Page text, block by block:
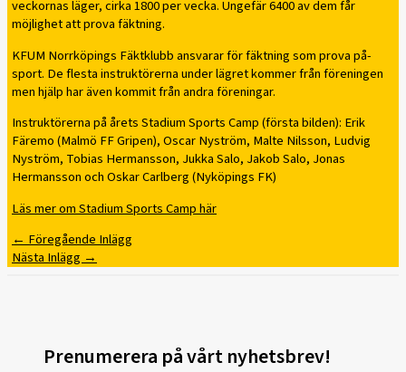
veckornas läger, cirka 1800 per vecka. Ungefär 6400 av dem får
möjlighet att prova fäktning.
KFUM Norrköpings Fäktklubb ansvarar för fäktning som prova på-
sport. De flesta instruktörerna under lägret kommer från föreningen
men hjälp har även kommit från andra föreningar.
Instruktörerna på årets Stadium Sports Camp (första bilden): Erik
Färemo (Malmö FF Gripen), Oscar Nyström, Malte Nilsson, Ludvig
Nyström, Tobias Hermansson, Jukka Salo, Jakob Salo, Jonas
Hermansson och Oskar Carlberg (Nyköpings FK)
Läs mer om Stadium Sports Camp här
←Föregående Inlägg
Nästa Inlägg→
Prenumerera på vårt nyhetsbrev!